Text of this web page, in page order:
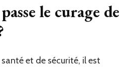
le curage de
et de sécurité, il est